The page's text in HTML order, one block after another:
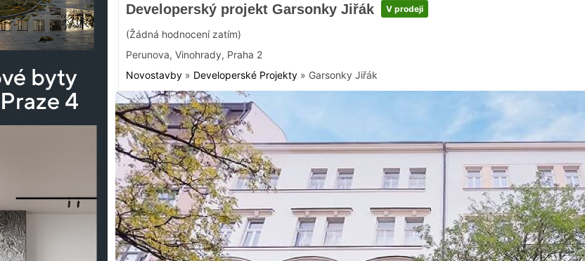
Developerský projekt Garsonky Jiřák V prodeji
(Žádná hodnocení zatím)
Perunova, Vinohrady, Praha 2
Novostavby » Developerské Projekty » Garsonky Jiřák